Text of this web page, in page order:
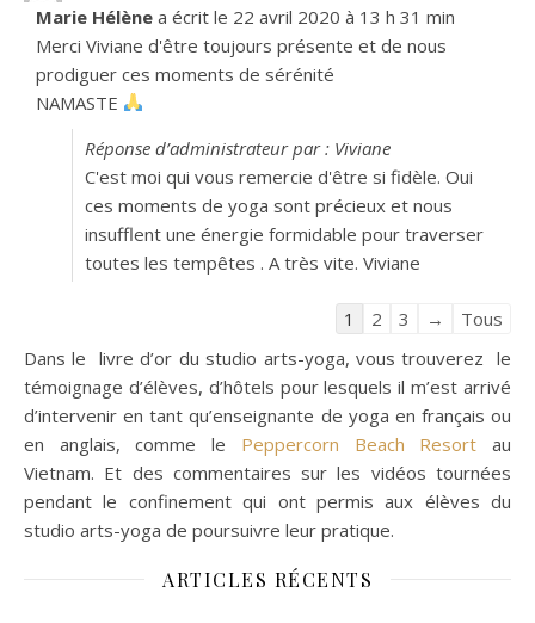
Marie Hélène a écrit le 22 avril 2020 à 13 h 31 min
Merci Viviane d'être toujours présente et de nous
prodiguer ces moments de sérénité
NAMASTE
Réponse d’administrateur par : Viviane
C'est moi qui vous remercie d'être si fidèle. Oui
ces moments de yoga sont précieux et nous
insufflent une énergie formidable pour traverser
toutes les tempêtes . A très vite. Viviane
Navigation dans la
1 2 3 →
Tous
Dans le livre d’or du studio arts-yoga, vous trouverez le
témoignage d’élèves, d’hôtels pour lesquels il m’est arrivé
d’intervenir en tant qu’enseignante de yoga en français ou
en anglais, comme le Peppercorn Beach Resort au
Vietnam. Et des commentaires sur les vidéos tournées
pendant le confinement qui ont permis aux élèves du
studio arts-yoga de poursuivre leur pratique.
ARTICLES RÉCENTS